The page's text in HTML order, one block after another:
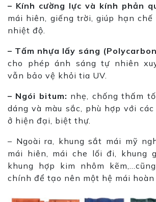
– Kính cường lực và kính phản
mái hiên, giếng trời, giúp hạn
nhiệt độ.
– Tấm nhựa lấy sáng
cho phép ánh sáng tự nhiên
vẫn bảo vệ khỏi tia UV.
– Ngói bitum: nhẹ, chống thấm
dáng và màu sắc, phù hợp với
ở hiện đại, biệt thự.
– Ngoài ra, khung sắt mái mỹ
mái hiên, mái che lối đi, khung
khung hợp kim nhôm
chính để tạo nên một hệ mái